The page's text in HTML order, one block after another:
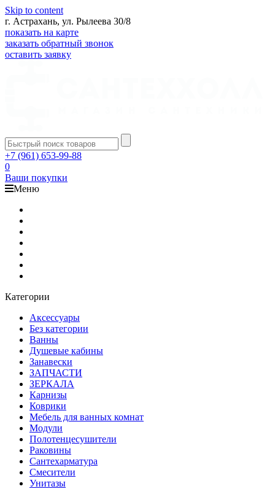
Skip to content
г. Астрахань, ул. Рылеева 30/8
показать на карте
заказать обратный звонок
оставить заявку
+7 (961) 653-99-88
0
Ваши покупки
Меню
Категории
Аксессуары
Без категории
Ванны
Душевые кабины
Занавески
ЗАПЧАСТИ
ЗЕРКАЛА
Карнизы
Коврики
Мебель для ванных комнат
Модули
Полотенцесушители
Раковины
Сантехарматура
Смесители
Унитазы